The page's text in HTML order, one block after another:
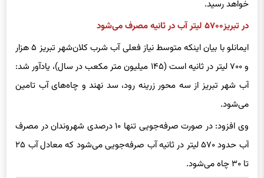
خواهد رسید.
در تبریز۵۷۰۰ لیتر آب در ثانیه مصرف می‌شود
ایمانلو با بیان اینکه متوسط نیاز فعلی آب شرب کلان‌شهر تبریز ۵ هزار
و ۷۰۰ لیتر در ثانیه است (۱۴۵ میلیون متر مکعب در سال)، یادآور شد:
آب شهر تبریز از سه محور زرینه رود، سد نهند و چاه‌های آب تامین
می‌شود.
وی افزود: در صورت صرفه‌جویی تنها ۱۰ درصدی شهروندان در مصرف
آب حدود ۵۷۰ لیتر در ثانیه آب صرفه‌جویی می‌شود که معادل آب ۲۵
تا ۳۰ چاه می‌شود.